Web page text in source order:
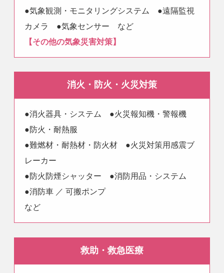
●気象観測・モニタリングシステム ●遠隔監視
カメラ ●気象センサー など
【その他の気象災害対策】
消火・防火・火災対策
●消火器具・システム ●火災報知機・警報機
●防火・耐熱服
●難燃材・耐熱材・防火材 ●火災対策用感震ブ
レーカー
●防火防煙シャッター ●消防用品・システム
●消防車 ／ 可搬ポンプ
など
救助・救急医療